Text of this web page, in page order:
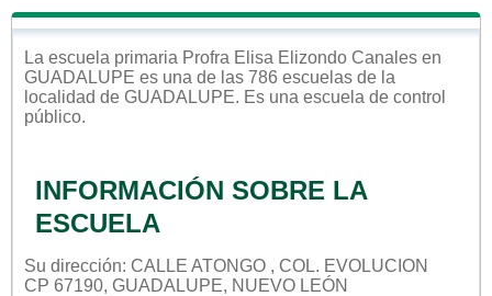
La escuela primaria Profra Elisa Elizondo Canales en
GUADALUPE es una de las 786 escuelas de la
localidad de GUADALUPE. Es una escuela de control
público.
INFORMACIÓN SOBRE LA
ESCUELA
Su dirección: CALLE ATONGO , COL. EVOLUCION
CP 67190, GUADALUPE, NUEVO LEÓN